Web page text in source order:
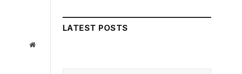
Website
LATEST POSTS